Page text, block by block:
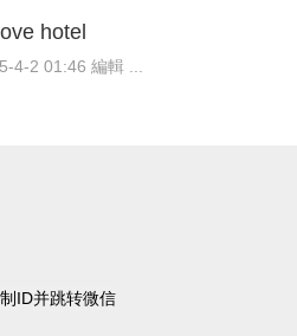
hotel
4-2 01:46 編輯 ...
ID并跳转微信